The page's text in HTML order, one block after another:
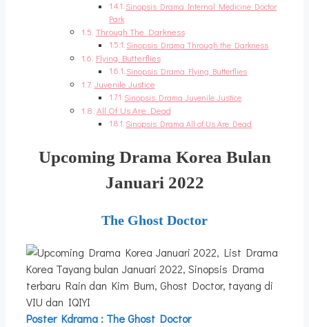
Sinopsis Drama Internal Medicine Doctor
Park
Through The Darkness
Sinopsis Drama Through the Darkness
Flying Butterflies
Sinopsis Drama Flying Butterflies
Juvenile Justice
Sinopsis Drama Juvenile Justice
All Of Us Are Dead
Sinopsis Drama All of Us Are Dead
Upcoming Drama Korea Bulan
Januari 2022
The Ghost Doctor
Poster Kdrama : The Ghost Doctor